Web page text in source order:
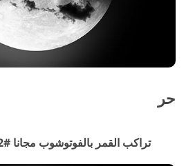
حر
تراكب القمر بالفوتوشوب مجانا #12 "Mystic Darkness"